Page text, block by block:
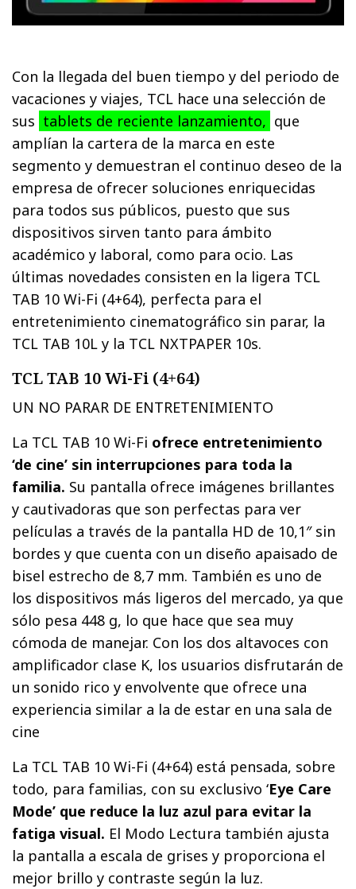
Con la llegada del buen tiempo y del periodo de
vacaciones y viajes, TCL hace una selección de
sus tablets de reciente lanzamiento, que
amplían la cartera de la marca en este
segmento y demuestran el continuo deseo de la
empresa de ofrecer soluciones enriquecidas
para todos sus públicos, puesto que sus
dispositivos sirven tanto para ámbito
académico y laboral, como para ocio. Las
últimas novedades consisten en la ligera TCL
TAB 10 Wi-Fi (4+64), perfecta para el
entretenimiento cinematográfico sin parar, la
TCL TAB 10L y la TCL NXTPAPER 10s.
TCL TAB 10 Wi-Fi (4+64)
UN NO PARAR DE ENTRETENIMIENTO
La TCL TAB 10 Wi-Fi ofrece entretenimiento
‘de cine’ sin interrupciones para toda la
familia. Su pantalla ofrece imágenes brillantes
y cautivadoras que son perfectas para ver
películas a través de la pantalla HD de 10,1″ sin
bordes y que cuenta con un diseño apaisado de
bisel estrecho de 8,7 mm. También es uno de
los dispositivos más ligeros del mercado, ya que
sólo pesa 448 g, lo que hace que sea muy
cómoda de manejar. Con los dos altavoces con
amplificador clase K, los usuarios disfrutarán de
un sonido rico y envolvente que ofrece una
experiencia similar a la de estar en una sala de
cine
La TCL TAB 10 Wi-Fi (4+64) está pensada, sobre
todo, para familias, con su exclusivo ‘Eye Care
Mode’ que reduce la luz azul para evitar la
fatiga visual. El Modo Lectura también ajusta
la pantalla a escala de grises y proporciona el
mejor brillo y contraste según la luz.